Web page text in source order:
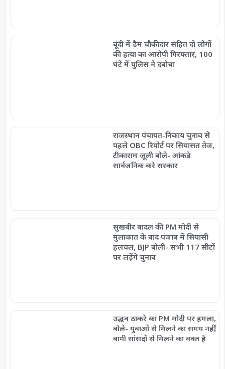
बूंदी में डैम चौकीदार सहित दो लोगों
की हत्या का आरोपी गिरफ्तार, 100
घंटे में पुलिस ने दबोचा
राजस्थान पंचायत-निकाय चुनाव से
पहले OBC रिपोर्ट पर सियासत तेज,
टीकाराम जूली बोले- आंकड़े
सार्वजनिक करे सरकार
सुखबीर बादल की PM मोदी से
मुलाकात के बाद पंजाब में सियासी
हलचल, BJP बोली- सभी 117 सीटों
पर लड़ेंगे चुनाव
उद्धव ठाकरे का PM मोदी पर हमला,
बोले- युवाओं से मिलने का समय नहीं,
बागी सांसदों से मिलने का वक्त है